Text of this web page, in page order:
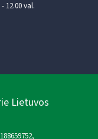
12.00 val.
Lietuvos